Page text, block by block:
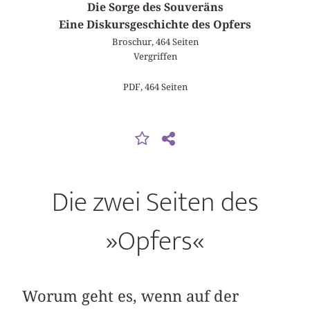
Die Sorge des Souveräns
Eine Diskursgeschichte des Opfers
Broschur, 464 Seiten
Vergriffen
PDF, 464 Seiten
Die zwei Seiten des
»Opfers«
Worum geht es, wenn auf der